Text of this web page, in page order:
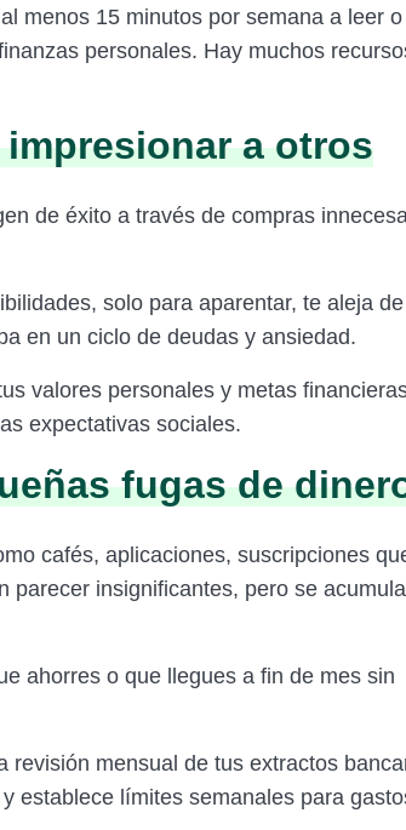
menos 15 minutos por semana a leer
personales. Hay muchos
impresionar a otros
de éxito a través de compras
solo para aparentar, te aleja
en un ciclo de deudas y ansiedad.
valores personales y metas
expectativas sociales.
fugas de
cafés, aplicaciones, suscripciones
parecer insignificantes, pero se
ahorres o que llegues a fin de mes sin
revisión mensual de tus extractos
establece límites semanales para